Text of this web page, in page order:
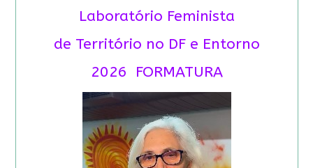
Laboratório Feminista
de Território no DF e Entorno
2026 FORMATURA